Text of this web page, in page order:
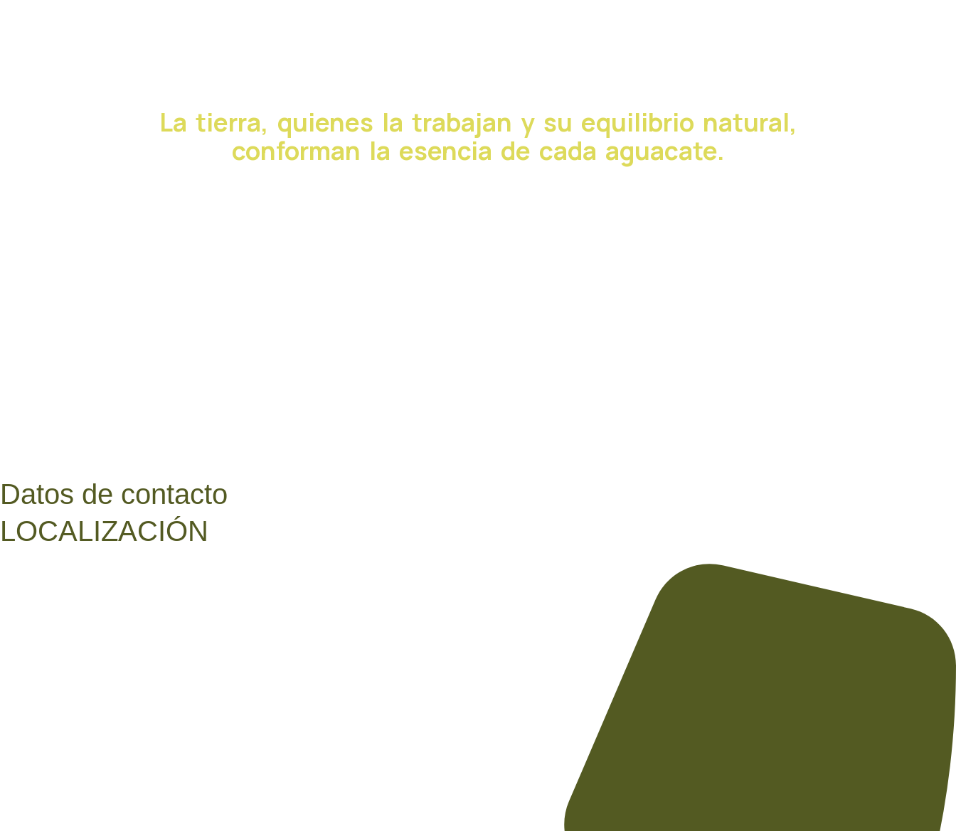
La tierra, quienes la trabajan y su equilibrio natural,
conforman la esencia de cada aguacate.
Datos de contacto
LOCALIZACIÓN